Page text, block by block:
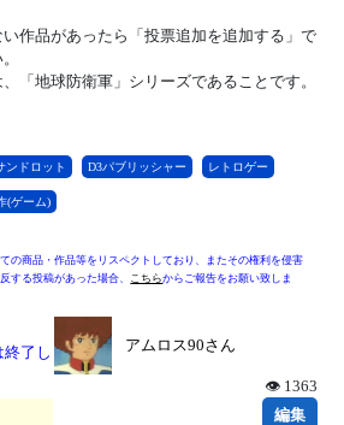
作品があったら「投票追加を追加する」で
「地球防衛軍」シリーズであることです。
ンドロット D3パブリッシャー レトロゲー
(ゲーム)
の商品・作品等をリスペクトしており、またその権利を侵害
する投稿があった場合、 こちらからご報告をお願い致しま
了し
アムロス90さん
👁 1363
編集